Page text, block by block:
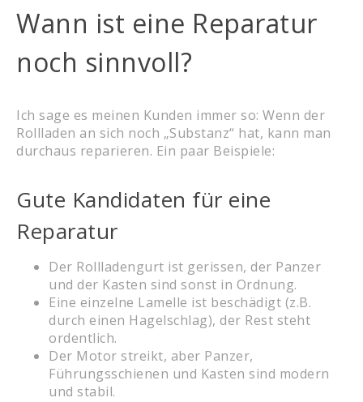
Wann ist eine Reparatur
noch sinnvoll?
Ich sage es meinen Kunden immer so: Wenn der
Rollladen an sich noch „Substanz“ hat, kann man
durchaus reparieren. Ein paar Beispiele:
Gute Kandidaten für eine
Reparatur
Der Rollladengurt ist gerissen, der Panzer
und der Kasten sind sonst in Ordnung.
Eine einzelne Lamelle ist beschädigt (z.B.
durch einen Hagelschlag), der Rest steht
ordentlich.
Der Motor streikt, aber Panzer,
Führungsschienen und Kasten sind modern
und stabil.